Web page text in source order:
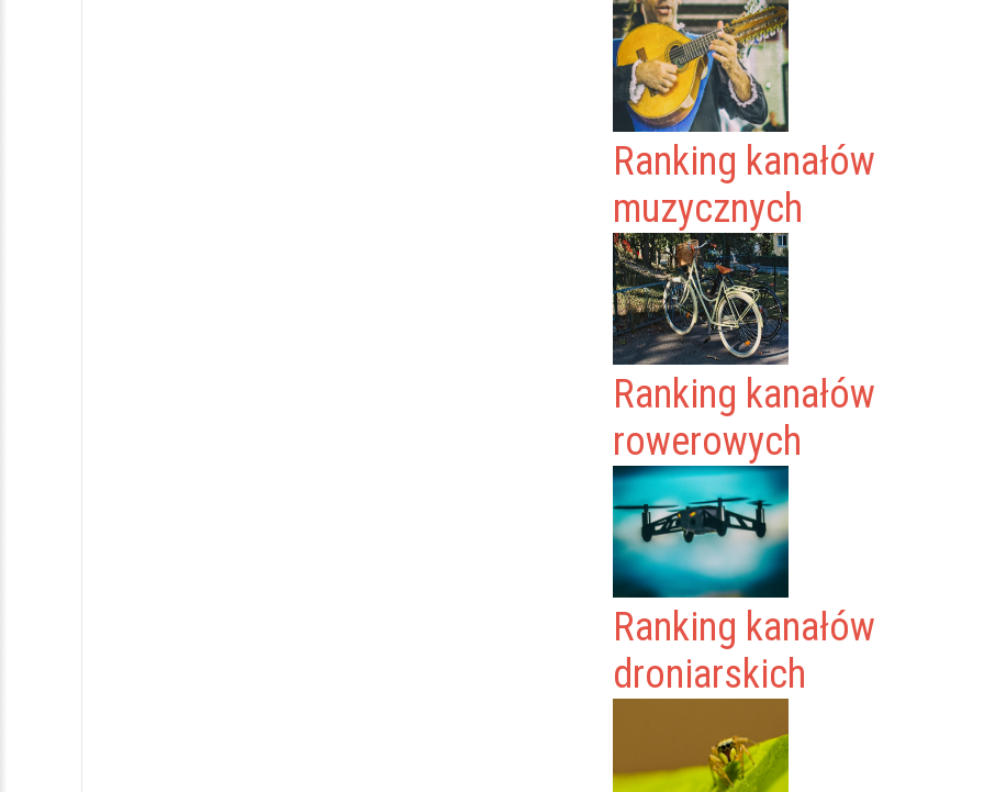
Ranking kanałów
muzycznych
Ranking kanałów
rowerowych
Ranking kanałów
droniarskich